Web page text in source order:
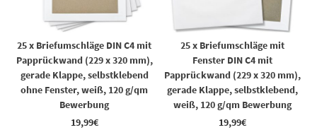
25 x Briefumschläge DIN C4 mit
Papprückwand (229 x 320 mm),
gerade Klappe, selbstklebend
ohne Fenster, weiß, 120 g/qm
Bewerbung
19,99€
25 x Briefumschläge mit
Fenster DIN C4 mit
Papprückwand (229 x 320 mm),
gerade Klappe, selbstklebend,
weiß, 120 g/qm Bewerbung
19,99€